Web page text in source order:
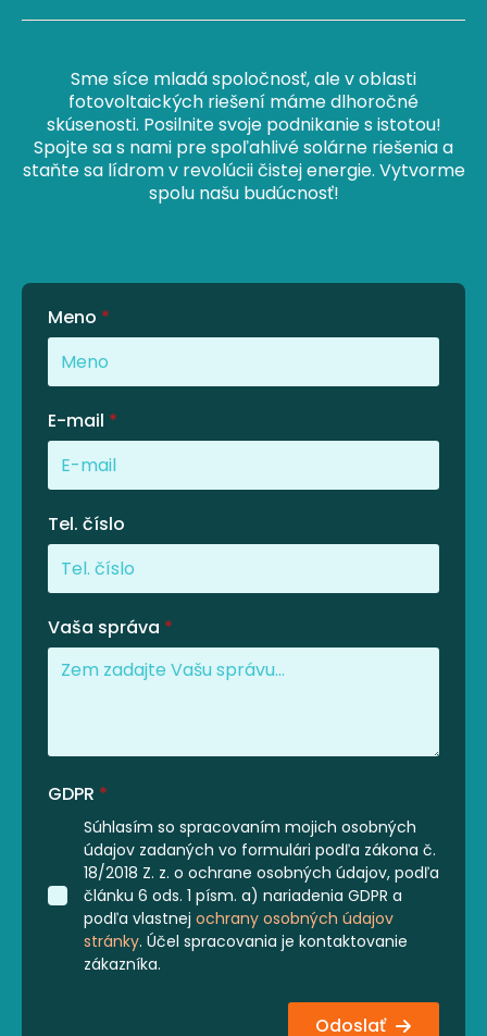
Sme síce mladá spoločnosť, ale v oblasti
fotovoltaických riešení máme dlhoročné
skúsenosti. Posilnite svoje podnikanie s istotou!
Spojte sa s nami pre spoľahlivé solárne riešenia a
staňte sa lídrom v revolúcii čistej energie. Vytvorme
spolu našu budúcnosť!
Meno *
E-mail *
Tel. číslo
Vaša správa *
GDPR *
Súhlasím so spracovaním mojich osobných
údajov zadaných vo formulári podľa zákona č.
18/2018 Z. z. o ochrane osobných údajov, podľa
článku 6 ods. 1 písm. a) nariadenia GDPR a
podľa vlastnej ochrany osobných údajov
stránky. Účel spracovania je kontaktovanie
zákazníka.
Odoslať